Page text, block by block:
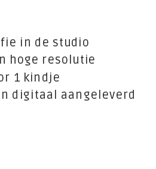
in de studio
hoge resolutie
1 kindje
digitaal aangeleverd